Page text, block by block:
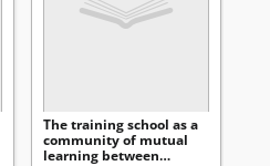
The training school as a
community of mutual
learning between